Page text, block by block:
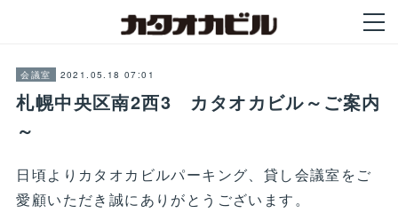
会議室 2021.05.18 07:01
札幌中央区南2西3 カタオカビル～ご案内
～
日頃よりカタオカビルパーキング、貸し会議室をご
愛顧いただき誠にありがとうございます。